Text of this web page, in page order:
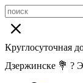
Круглосуточная
Дзержинске 💐 ?